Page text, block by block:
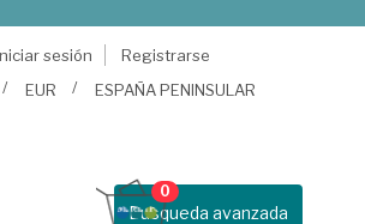
sesión
Registrarse
EUR ESPAÑA PENINSULAR
Busqueda avanzada
0